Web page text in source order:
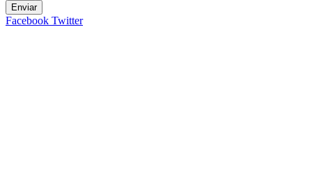
Enviar
Facebook Twitter